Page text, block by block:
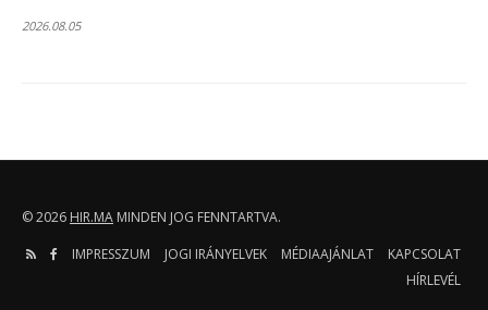
2026.08.05
© 2026 HIR.MA MINDEN JOG FENNTARTVA.
IMPRESSZUM
JOGI IRÁNYELVEK MÉDIAAJÁNLAT
KAPCSOLAT
HÍRLEVÉL